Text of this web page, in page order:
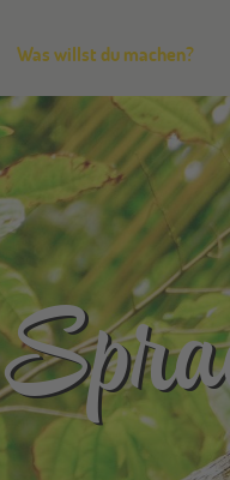
Was willst du machen?